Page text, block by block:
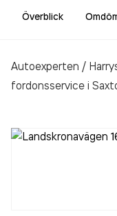
Överblick
Autoexperten /
fordonsservice i